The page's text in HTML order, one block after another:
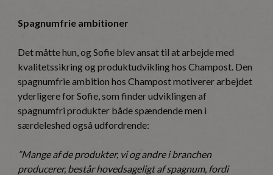
Spagnumfrie ambitioner
Det måtte hun, og Sofie blev ansat til at arbejde med
kvalitetssikring og produktudvikling hos Champost. Den
spagnumfrie ambition hos Champost motiverer arbejdet
yderligere for Sofie, som finder udviklingen af
spagnumfri produkter både spændende men i
særdeleshed også udfordrende:
”Mange af de produkter, vi og andre i branchen
producerer, består hovedsageligt af spagnum, fordi